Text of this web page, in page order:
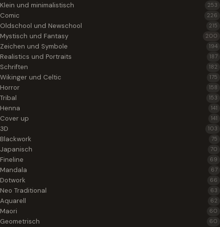
Klein und minimalistisch 253
Comic 226
Oldschool und Newschool 215
Mystisch und Fantasy 200
Zeichen und Symbole 194
Realistics und Portraits 187
Schriften 182
Wikinger und Celtic 175
Horror 158
Tribal 153
Henna 141
Cover up 141
3D 103
Blackwork 75
Japanisch 70
Fineline 69
Mandala 67
Dotwork 66
Neo Traditional 63
Aquarell 62
Maori 60
Geometrisch 60